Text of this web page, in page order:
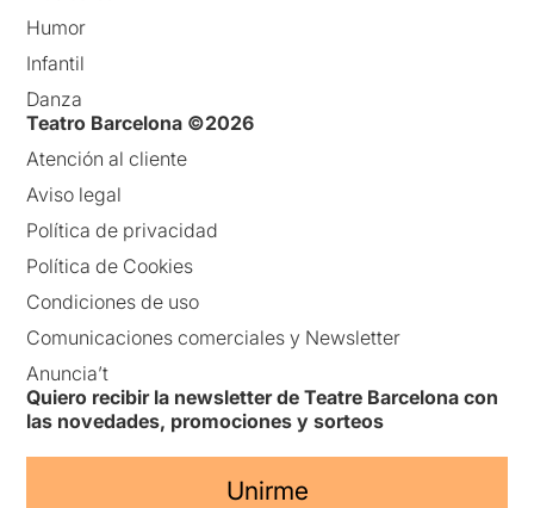
Humor
Infantil
Danza
Teatro Barcelona ©2026
Atención al cliente
Aviso legal
Política de privacidad
Política de Cookies
Condiciones de uso
Comunicaciones comerciales y Newsletter
Anuncia’t
Quiero recibir la newsletter de Teatre Barcelona con
las novedades, promociones y sorteos
Unirme